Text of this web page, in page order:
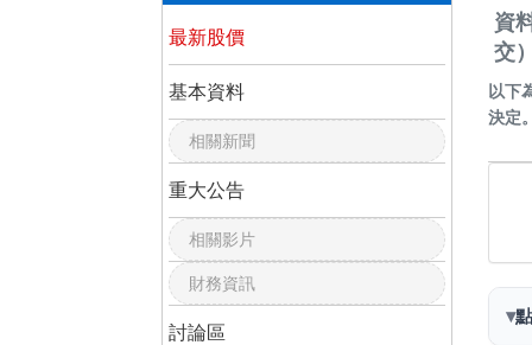
最新股價
基本資料
相關新聞
重大公告
相關影片
財務資訊
討論區
資
交
以下
決定
▾